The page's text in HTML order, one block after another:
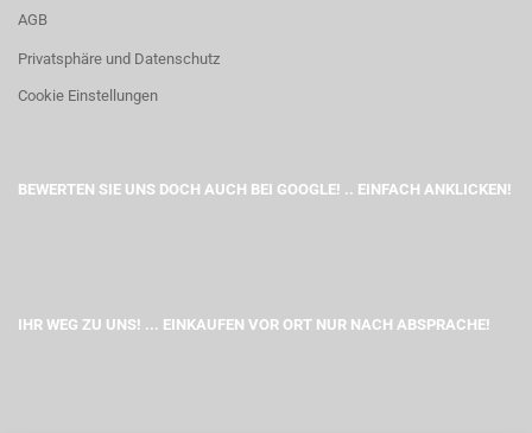
AGB
Privatsphäre und Datenschutz
Cookie Einstellungen
BEWERTEN SIE UNS DOCH AUCH BEI GOOGLE! .. EINFACH ANKLICKEN!
IHR WEG ZU UNS! ... EINKAUFEN VOR ORT NUR NACH ABSPRACHE!